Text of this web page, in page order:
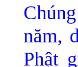
năm,
Phật